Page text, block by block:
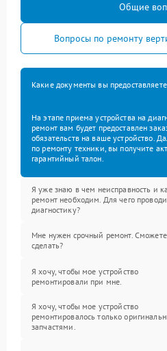
Общие
Вопросы по ремонту
Какие документы вы
На этапе приема устройства на
ремонт вам будет предоставлен
обязательств на ваше устройство.
по ремонту техники, вы получите
гарантийный талон.
Я уже знаю в чем неисправность и
ремонт необходим. Для чего
диагностику?
Мне нужен срочный ремонт. Сможете
сделать?
Я хочу, чтобы мое устройство
ремонтировали при мне.
Я хочу, чтобы мое устройство
ремонтировалось только
запчастями.